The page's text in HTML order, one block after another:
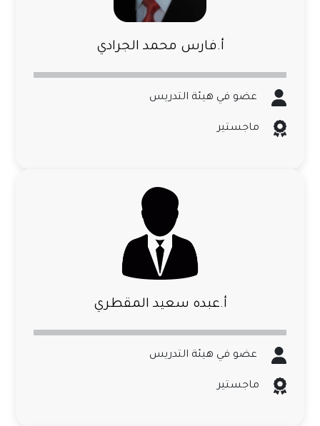
أ.فارس محمد الجرادي
عضو في هيئة التدريس
ماجستير
أ.عبده سعيد المقطري
عضو في هيئة التدريس
ماجستير